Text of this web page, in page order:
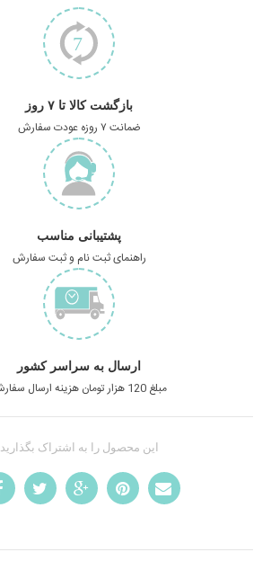
بازگشت کالا تا ۷ روز
ضمانت ۷ روزه عودت سفارش
پشتیبانی مناسب
راهنمای ثبت نام و ثبت سفارش
ارسال به سراسر کشور
مبلغ 120 هزار تومان هزینه ارسال سفارش
این محصول را به اشتراک بگذارید